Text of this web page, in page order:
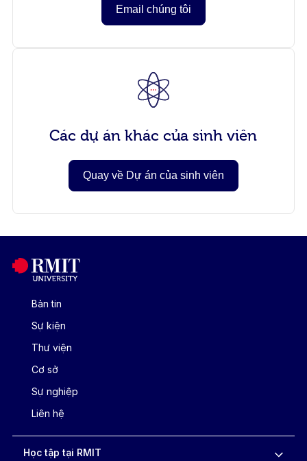
Email chúng tôi
Các dự án khác của sinh viên
Quay về Dự án của sinh viên
Bản tin
Sự kiện
Thư viện
Cơ sở
Sự nghiệp
Liên hệ
Học tập tại RMIT